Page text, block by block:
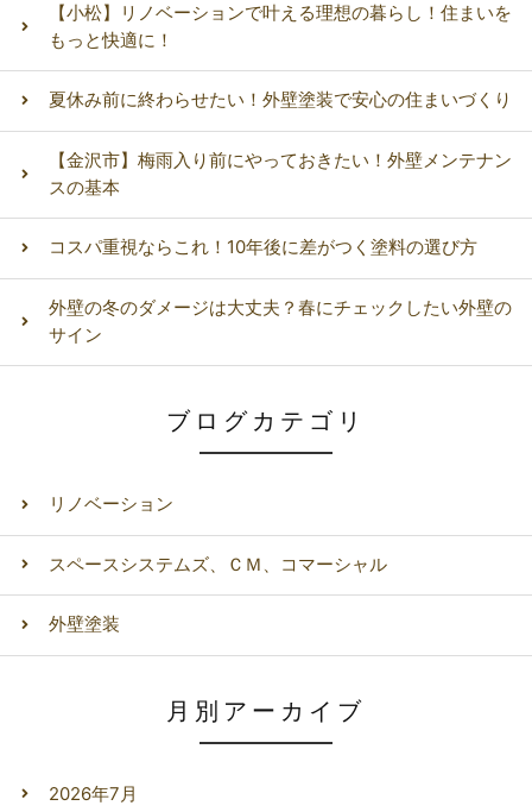
【小松】リノベーションで叶える理想の暮らし！住まいを
もっと快適に！
夏休み前に終わらせたい！外壁塗装で安心の住まいづくり
【金沢市】梅雨入り前にやっておきたい！外壁メンテナン
スの基本
コスパ重視ならこれ！10年後に差がつく塗料の選び方
外壁の冬のダメージは大丈夫？春にチェックしたい外壁の
サイン
ブログカテゴリ
リノベーション
スペースシステムズ、ＣＭ、コマーシャル
外壁塗装
月別アーカイブ
2026年7月